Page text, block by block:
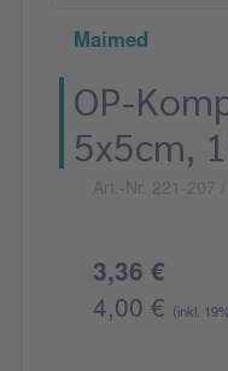
Maimed
OP-
5x5cm,
Art.-Nr. 221-207
3,36 €
4,00 €
(inkl.